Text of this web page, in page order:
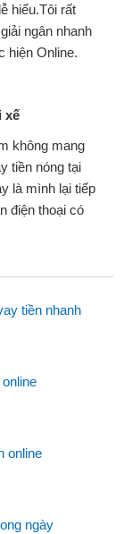
hiểu.Tôi rất
ngân nhanh
hiện Online.
xế
không mang
tiền nóng tại
là mình lại tiếp
điện thoại có
tiền nhanh
online
ngày